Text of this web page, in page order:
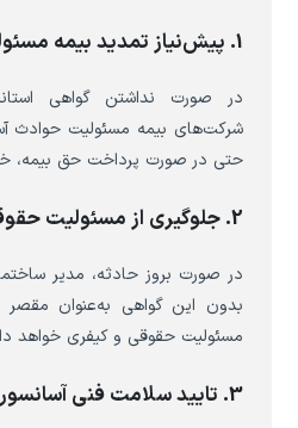
1. پیش‌نیاز تمدید بیمه مسئولیت
در صورت نداشتن گواهی
شرکت‌های بیمه مسئولیت حوادث
حتی در صورت پرداخت حق بیمه،
2. جلوگیری از مسئولیت حقوقی برای مدیر یا مالک
در صورت بروز حادثه، مدیر
بدون این گواهی به‌عنوان
مسئولیت حقوقی و کیفری خواهد
3. تایید سلامت فنی آسانسور